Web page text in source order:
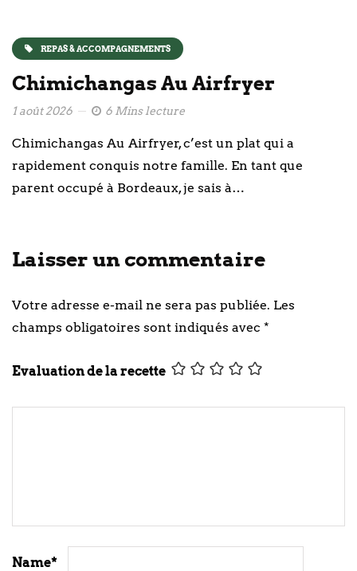
REPAS & ACCOMPAGNEMENTS
Chimichangas Au Airfryer
1 août 2026 6 Mins lecture
Chimichangas Au Airfryer, c’est un plat qui a
rapidement conquis notre famille. En tant que
parent occupé à Bordeaux, je sais à…
Laisser un commentaire
Votre adresse e-mail ne sera pas publiée. Les
champs obligatoires sont indiqués avec *
Evaluation de la recette
Name*